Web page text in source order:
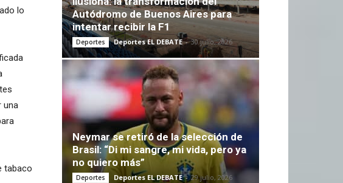
lo
una
tabaco
Autódromo de Buenos Aires para
intentar recibir la F1
Deportes Deportes EL DEBATE - 30 julio, 2026
Neymar se retiró de la selección de
Brasil: “Di mi sangre, mi vida, pero ya
no quiero más”
Deportes Deportes EL DEBATE - 29 julio, 2026